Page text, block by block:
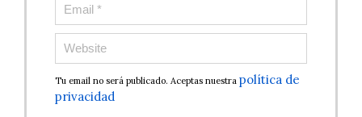
Tu email no será publicado. Aceptas nuestra política de
privacidad